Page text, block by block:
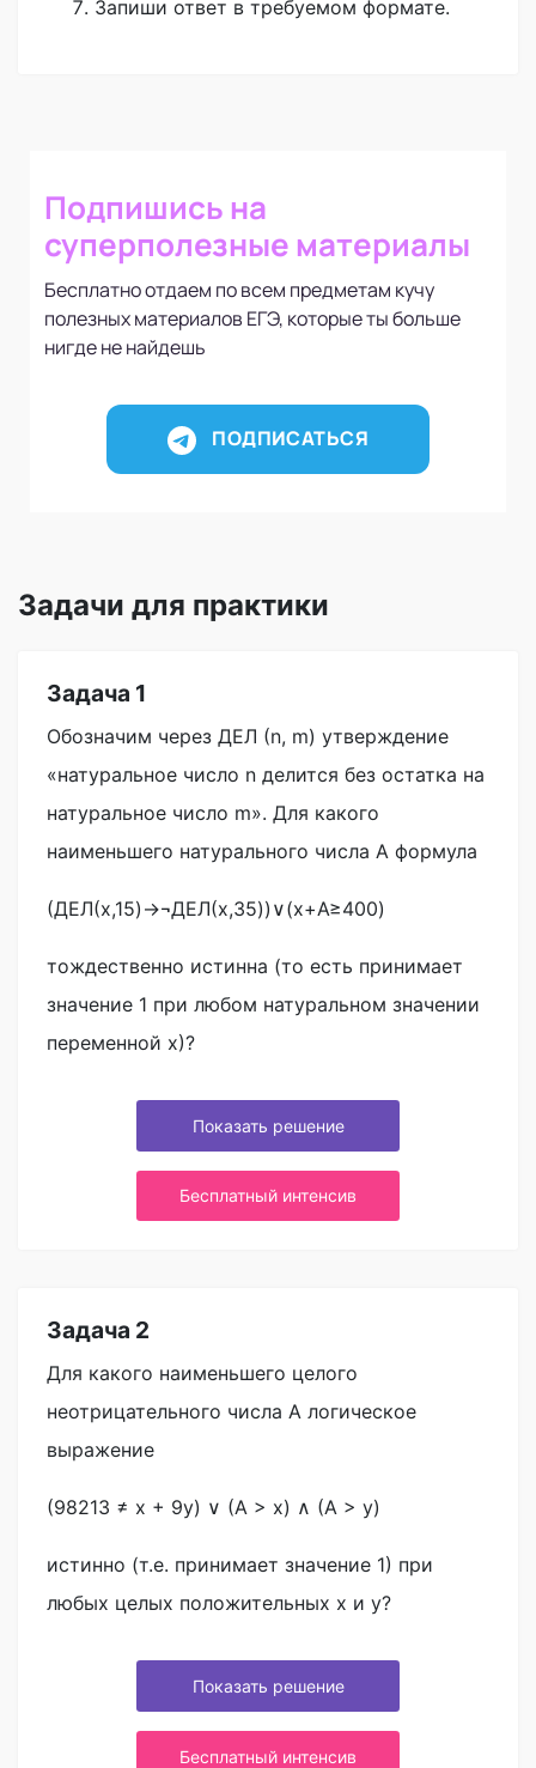
Запиши ответ в требуемом формате.
Подпишись на
суперполезные материалы
Бесплатно отдаем по всем предметам кучу
полезных материалов ЕГЭ, которые ты больше
нигде не найдешь
ПОДПИСАТЬСЯ
Задачи для практики
Задача 1
Обозначим через ДЕЛ (n, m) утверждение
«натуральное число n делится без остатка на
натуральное число m». Для какого
наименьшего натурального числа A формула
(ДЕЛ(x,15)→¬ДЕЛ(x,35))∨(x+A≥400)
тождественно истинна (то есть принимает
значение 1 при любом натуральном значении
переменной x)?
Показать решение
Бесплатный интенсив
Задача 2
Для какого наименьшего целого
неотрицательного числа A логическое
выражение
(98213 ≠ x + 9y) ∨ (A > x) ∧ (A > y)
истинно (т.е. принимает значение 1) при
любых целых положительных x и y?
Показать решение
Бесплатный интенсив